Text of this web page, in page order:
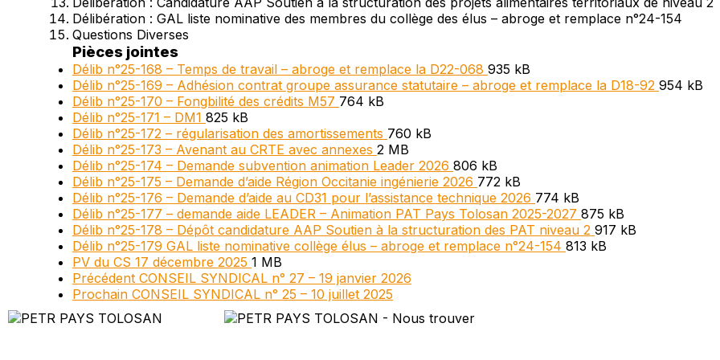
Délibération : GAL liste nominative des membres du collège des élus – abroge et remplace n°24-154
Questions Diverses
Pièces jointes
Délib n°25-168 – Temps de travail – abroge et remplace la D22-068 935 kB
Délib n°25-169 – Adhésion contrat groupe assurance statutaire – abroge et remplace la D18-92 954 kB
Délib n°25-170 – Fongbilité des crédits M57 764 kB
Délib n°25-171 – DM1 825 kB
Délib n°25-172 – régularisation des amortissements 760 kB
Délib n°25-173 – Avenant au CRTE avec annexes 2 MB
Délib n°25-174 – Demande subvention animation Leader 2026 806 kB
Délib n°25-175 – Demande d’aide Région Occitanie ingénierie 2026 772 kB
Délib n°25-176 – Demande d’aide au CD31 pour l’assistance technique 2026 774 kB
Délib n°25-177 – demande aide LEADER – Animation PAT Pays Tolosan 2025-2027 875 kB
Délib n°25-178 – Dépôt candidature AAP Soutien à la structuration des PAT niveau 2 917 kB
Délib n°25-179 GAL liste nominative collège élus – abroge et remplace n°24-154 813 kB
PV du CS 17 décembre 2025 1 MB
Précédent CONSEIL SYNDICAL n° 27 – 19 janvier 2026
Prochain CONSEIL SYNDICAL n° 25 – 10 juillet 2025